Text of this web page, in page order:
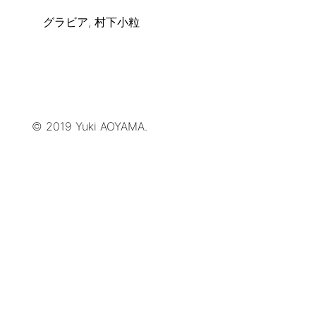
グラビア, 村下小粒
© 2019 Yuki AOYAMA.